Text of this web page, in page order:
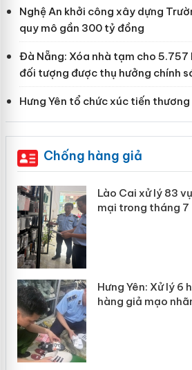
Nghệ An khởi công xây dựng
quy mô gần 300 tỷ đồng
Đà Nẵng: Xóa nhà tạm cho 5.757
đối tượng được thụ hưởng chính
Hưng Yên tổ chức xúc tiến
Chống hàng giả
Lào Cai xử lý 83
mại trong tháng 7
Hưng Yên: Xử lý 6
hàng giả mạo